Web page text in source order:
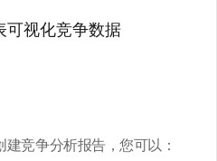
可视化竞争数据
竞争分析报告，您可以：